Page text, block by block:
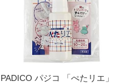
PADICO パジコ 「ぺたリエ」